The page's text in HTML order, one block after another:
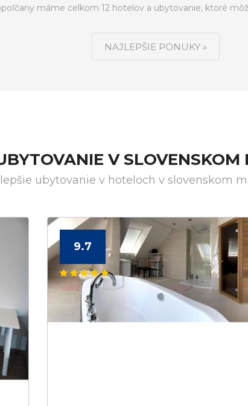
máme celkom 12 hotelov a ubytovanie, ktoré
NAJLEPŠIE PONUKY »
V
ubytovanie v hoteloch v slovenskom
9.7